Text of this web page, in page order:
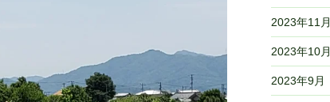
2023年11月
2023年10月
2023年9月